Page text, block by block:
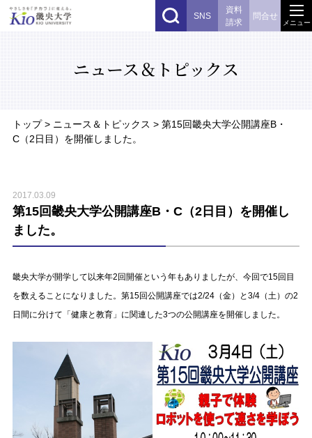
メニュー
SNS
資料
請求
問合せ
ニュース＆トピックス
トップ> ニュース＆トピックス > 第15回畿央大学公開講座B・
C（2日目）を開催しました。
2017.03.09
第15回畿央大学公開講座B・C（2日目）を開催し
ました。
畿央大学が開学して以来年2回開催という年もありましたが、今回で15回目
を数えることになりました。第15回公開講座では2/24（金）と3/4（土）の2
日間に分けて「健康と教育」に関連した3つの公開講座を開催しました。